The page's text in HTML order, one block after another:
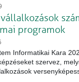
programok
Informatikai Kara
szervez,